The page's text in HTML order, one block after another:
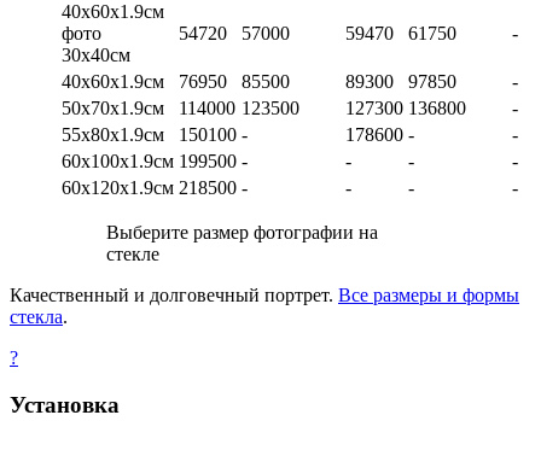
40х60х1.9см
фото
30х40см
54720 57000 59470 61750 -
40х60х1.9см 76950 85500 89300 97850
-
50х70х1.9см
114000 123500 127300 136800
-
55х80х1.9см
150100 - 178600 -
-
60х100х1.9см 199500 - - -
-
60х120х1.9см 218500 - - - -
Выберите размер фотографии на
стекле
Качественный и долговечный портрет. Все размеры и формы
стекла.
?
Установка